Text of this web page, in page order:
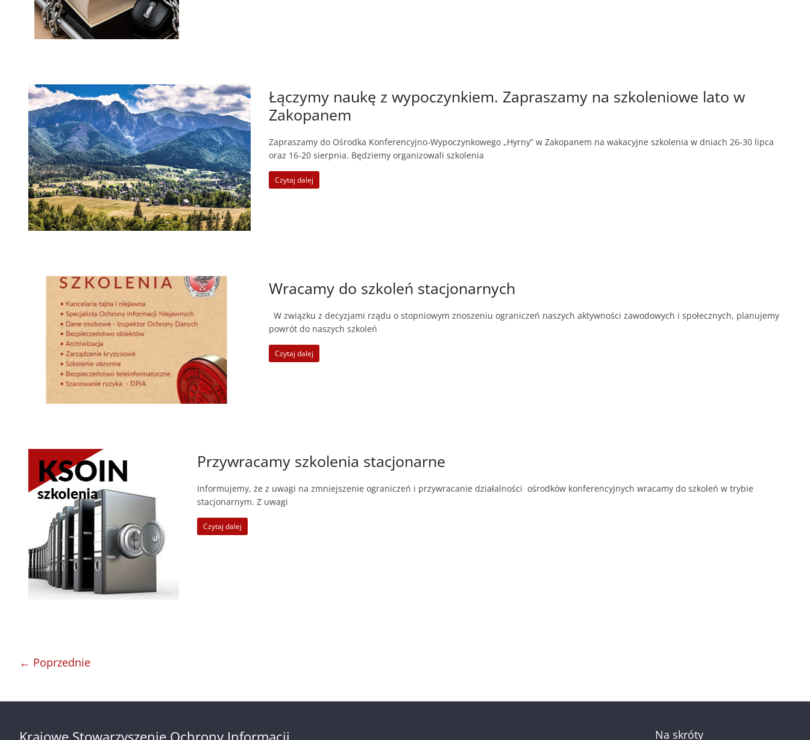
Łączymy naukę z wypoczynkiem. Zapraszamy na szkoleniowe lato w
Zakopanem
Zapraszamy do Ośrodka Konferencyjno-Wypoczynkowego „Hyrny” w Zakopanem na wakacyjne szkolenia w dniach 26-30 lipca
oraz 16-20 sierpnia. Będziemy organizowali szkolenia
Czytaj dalej
Wracamy do szkoleń stacjonarnych
W związku z decyzjami rządu o stopniowym znoszeniu ograniczeń naszych aktywności zawodowych i społecznych, planujemy
powrót do naszych szkoleń
Czytaj dalej
Przywracamy szkolenia stacjonarne
Informujemy, że z uwagi na zmniejszenie ograniczeń i przywracanie działalności ośrodków konferencyjnych wracamy do szkoleń w trybie
stacjonarnym. Z uwagi
Czytaj dalej
← Poprzednie
Krajowe Stowarzyszenie Ochrony Informacji Na skróty